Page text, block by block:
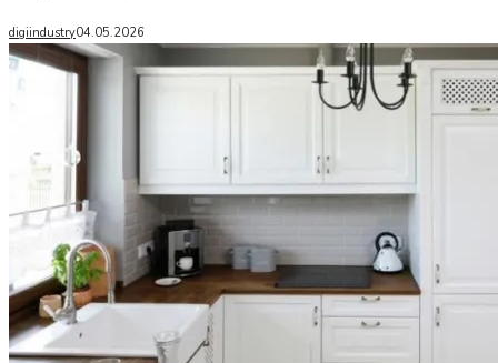
digiindustry04.05.2026